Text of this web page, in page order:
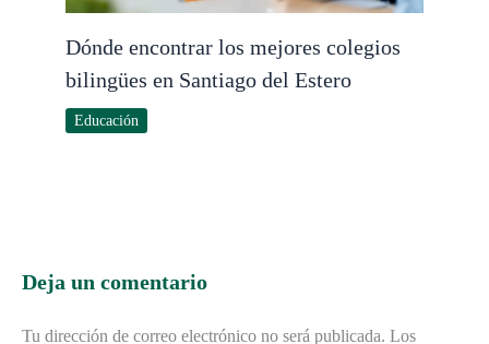
Dónde encontrar los mejores colegios
bilingües en Santiago del Estero
Educación
Deja un comentario
Tu dirección de correo electrónico no será publicada. Los